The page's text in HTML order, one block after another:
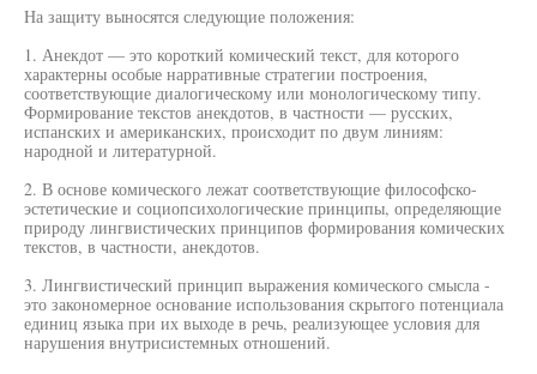
На защиту выносятся следующие положения:
1. Анекдот — это короткий комический текст, для которого
характерны особые нарративные стратегии построения,
соответствующие диалогическому или монологическому типу.
Формирование текстов анекдотов, в частности — русских,
испанских и американских, происходит по двум линиям:
народной и литературной.
2. В основе комического лежат соответствующие философско-
эстетические и социопсихологические принципы, определяющие
природу лингвистических принципов формирования комических
текстов, в частности, анекдотов.
3. Лингвистический принцип выражения комического смысла -
это закономерное основание использования скрытого потенциала
единиц языка при их выходе в речь, реализующее условия для
нарушения внутрисистемных отношений.